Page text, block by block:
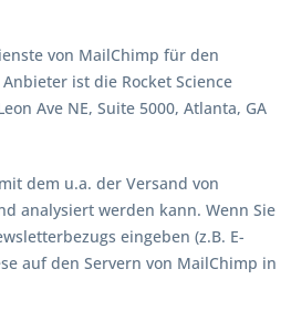
von MailChimp für den
ist die Rocket Science
Ave NE, Suite 5000, Atlanta, GA
dem u.a. der Versand von
analysiert werden kann. Wenn Sie
eingeben (z.B. E-
auf den Servern von MailChimp in